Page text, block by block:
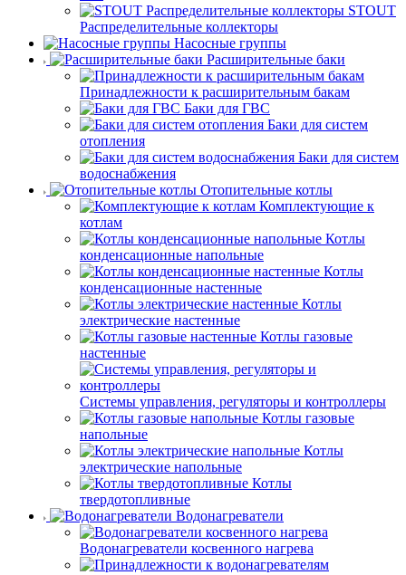
STOUT
Распределительные коллекторы
Насосные группы
Расширительные баки
Принадлежности к расширительным бакам
Баки для ГВС
Баки для систем
отопления
Баки для систем
водоснабжения
Отопительные котлы
Комплектующие к
котлам
Котлы
конденсационные напольные
Котлы
конденсационные настенные
Котлы
электрические настенные
Котлы газовые
настенные
Системы управления, регуляторы и контроллеры
Котлы газовые
напольные
Котлы
электрические напольные
Котлы
твердотопливные
Водонагреватели
Водонагреватели косвенного нагрева